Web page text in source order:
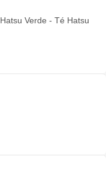
Verde - Té Hatsu